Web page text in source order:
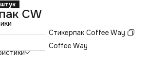
CW
Стикерпак Coffee Way
Coffee Way